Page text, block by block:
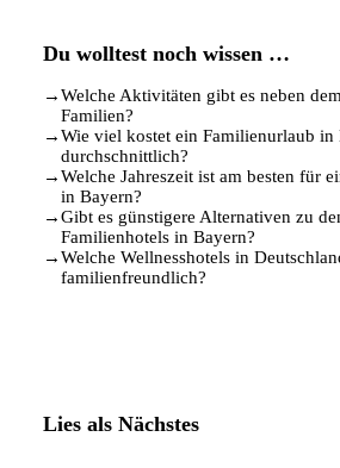
Du wolltest noch wissen …
→Welche Aktivitäten gibt es neben
Familien?
→Wie viel kostet ein Familienurlaub in
durchschnittlich?
→Welche Jahreszeit ist am besten für
in Bayern?
→Gibt es günstigere Alternativen zu
Familienhotels in Bayern?
→Welche Wellnesshotels in
familienfreundlich?
Lies als Nächstes